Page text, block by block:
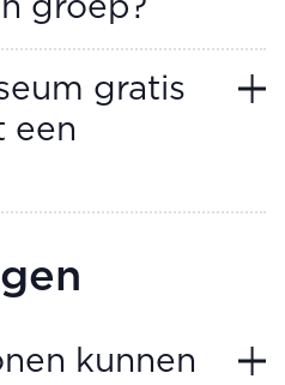
groep?
gratis
een
kunnen